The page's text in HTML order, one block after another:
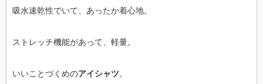
吸水速乾性でいて、あったか着心地。
ストレッチ機能があって、軽量。
いいことづくめのアイシャツ。